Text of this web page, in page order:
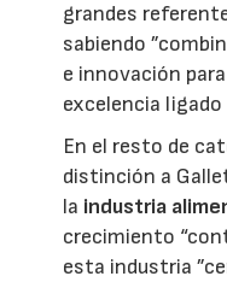
grandes
sabiendo
e innovación
excelencia
En el resto de
distinción a
la industria
crecimiento
esta industria